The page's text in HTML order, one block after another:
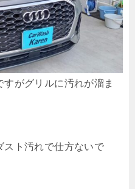
がグリルに汚れが溜ま
スト汚れで仕方ないで